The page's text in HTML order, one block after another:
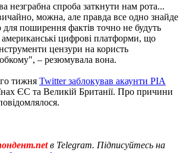
незграбна спроба заткнути нам рота...
можна, але правда все одно знайде
для поширення фактів точно не будуть
американські цифрові платформи, що
цензури на користь
– резюмувала вона.
тижня Twitter заблокував акаунти РІА
ЄС та Великій Британії. Про причини
в Telegram. Підписуйтесь на